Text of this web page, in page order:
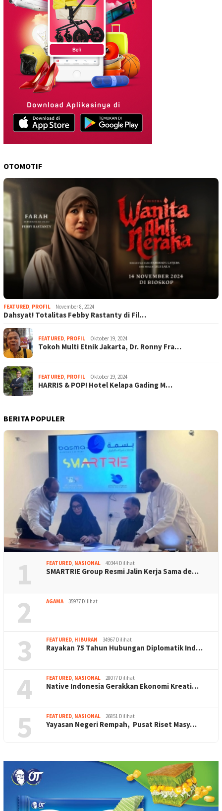
OTOMOTIF
FEATURED, PROFIL November 8, 2024
Dahsyat! Totalitas Febby Rastanty di Fil…
FEATURED, PROFIL Oktober 19, 2024
Tokoh Multi Etnik Jakarta, Dr. Ronny Fra…
FEATURED, PROFIL Oktober 19, 2024
HARRIS & POP! Hotel Kelapa Gading M…
BERITA POPULER
1 FEATURED, NASIONAL 40344 Dilihat
SMARTRIE Group Resmi Jalin Kerja Sama de…
2 AGAMA 35977 Dilihat
3 FEATURED, HIBURAN 34967 Dilihat
Rayakan 75 Tahun Hubungan Diplomatik Ind…
4 FEATURED, NASIONAL 28077 Dilihat
Native Indonesia Gerakkan Ekonomi Kreati…
5 FEATURED, NASIONAL 26851 Dilihat
Yayasan Negeri Rempah, Pusat Riset Masy…